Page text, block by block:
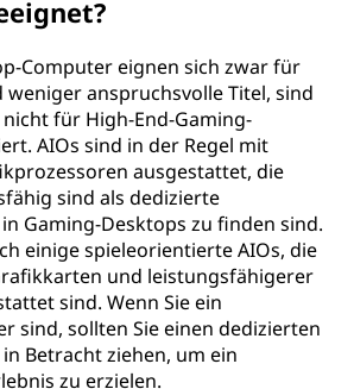
Computer eignen sich zwar für
weniger anspruchsvolle Titel, sind
für High-End-Gaming-
AIOs sind in der Regel mit
ausgestattet, die
sind als dedizierte
Gaming-Desktops zu finden sind.
einige spieleorientierte AIOs, die
und leistungsfähigerer
sind. Wenn Sie ein
sind, sollten Sie einen dedizierten
Betracht ziehen, um ein
zu erzielen.